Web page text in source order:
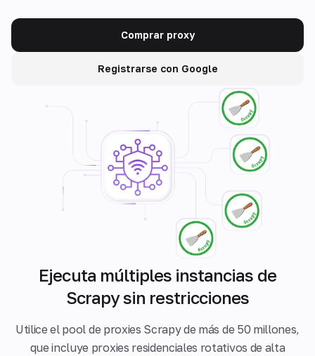
Comprar proxy
Registrarse con Google
Ejecuta múltiples instancias de
Scrapy sin restricciones
Utilice el pool de proxies Scrapy de más de 50 millones,
que incluye proxies residenciales rotativos de alta